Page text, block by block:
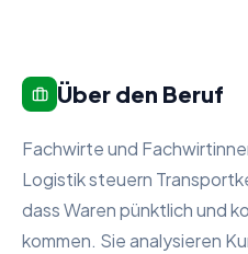
Über den Beruf
Fachwirte und
Logistik steuern
dass Waren pünktlich und
kommen. Sie analysieren